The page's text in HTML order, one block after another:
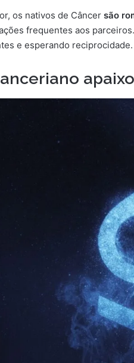
os nativos de Câncer são
frequentes aos
e esperando reciprocidade.